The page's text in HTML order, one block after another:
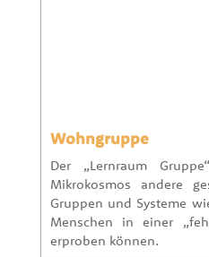
Wohngruppe
Der „Lernraum
Mikrokosmos andere
Gruppen und Systeme
Menschen in einer
erproben können.